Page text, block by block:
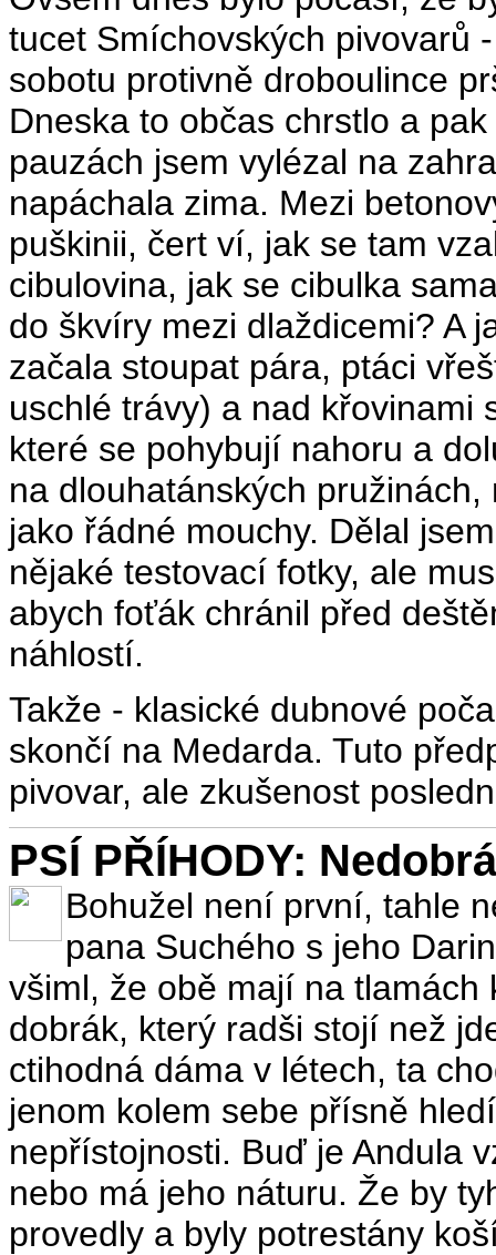
tucet Smíchovských pivovarů
sobotu protivně droboulince
Dneska to občas chrstlo a
pauzách jsem vylézal na
napáchala zima. Mezi
puškinii, čert ví, jak se tam
cibulovina, jak se cibulka
do škvíry mezi dlaždicemi? A
začala stoupat pára, ptáci
uschlé trávy) a nad křovinami
které se pohybují nahoru a
na dlouhatánských
jako řádné mouchy. Dělal
nějaké testovací fotky, ale
abych foťák chránil před
náhlostí.
Takže - klasické dubnové
skončí na Medarda. Tuto
pivovar, ale zkušenost
PSÍ PŘÍHODY:
Bohužel není první, tahle
pana Suchého s jeho
všiml, že obě mají na
dobrák, který radši stojí než
ctihodná dáma v létech, ta
jenom kolem sebe přísně
nepřístojnosti. Buď je Andula
nebo má jeho náturu. Že by
provedly a byly potrestány